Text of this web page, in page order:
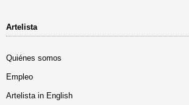
Artelista
Quiénes somos
Empleo
Artelista in English